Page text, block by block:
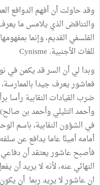
وقد حاولت أن أفهم الدوافع
والتناقض الذي يلامس ما يعرف
الفلسفي القديم، وإنما
للغات الأجنبية. Cynisme
وبدا لي أن السر قد يكمن في
فعاشور يعرف جيدا
ضرب القيادات النقابية
وأحمد التليلي وأحمد بن
في الشؤون النقابية، باسم
أمامه أمينًا عاما يدافع عن
فأصبح عاشور يعتقد أن
النهائي عنه، لأنه لا يريد أن
ان عاشور لا يريد ربما أن